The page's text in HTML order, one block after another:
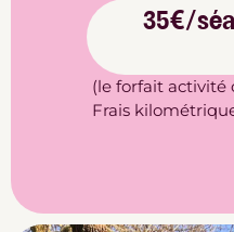
35€/
(le forfait activité
Frais